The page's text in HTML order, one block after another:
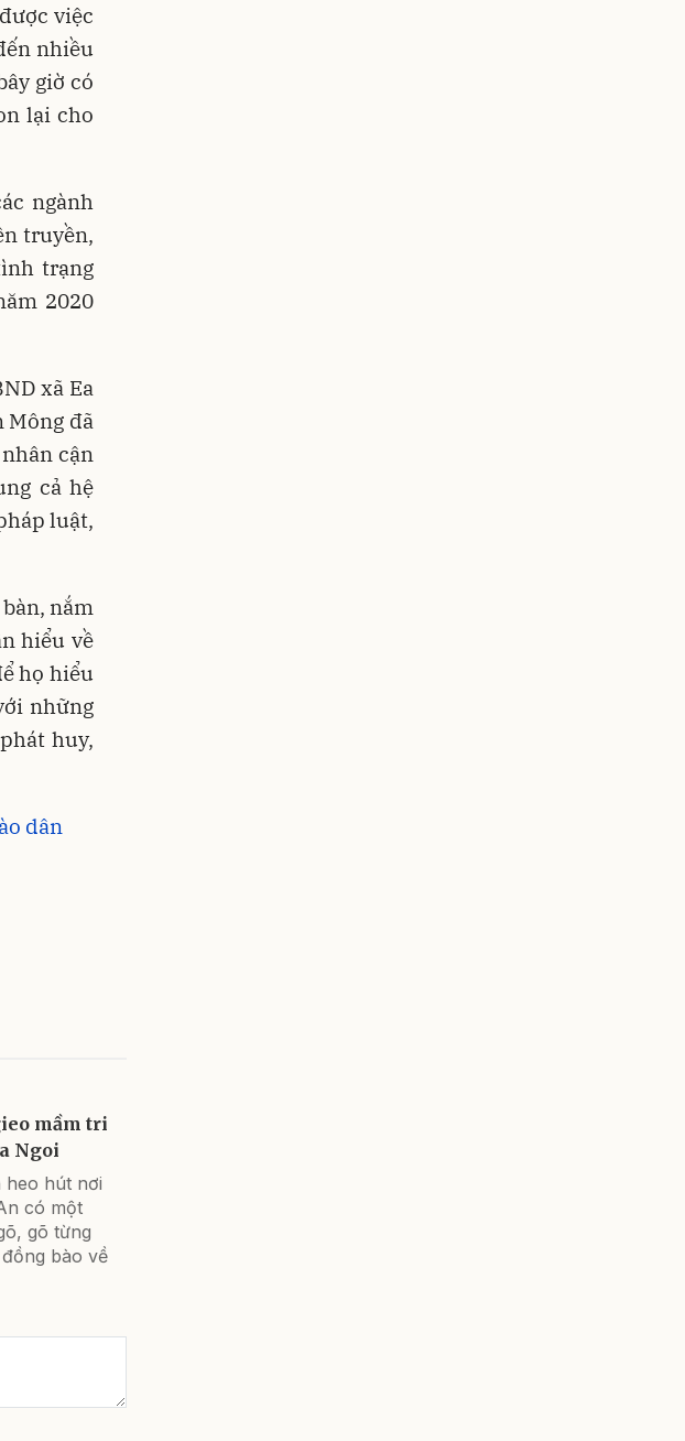
việc
nhiều
giờ có
lại cho
ngành
truyền,
trạng
2020
xã Ea
Mông đã
cận
cả hệ
luật,
nắm
hiểu về
họ hiểu
những
huy,
dân
mầm tri
Ngoi
heo hút nơi
có một
gõ từng
bào về